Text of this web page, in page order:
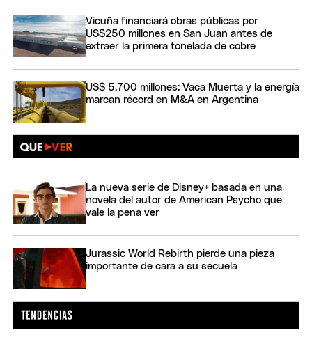
Vicuña financiará obras públicas por
US$250 millones en San Juan antes de
extraer la primera tonelada de cobre
US$ 5.700 millones: Vaca Muerta y la energía
marcan récord en M&A en Argentina
La nueva serie de Disney+ basada en una
novela del autor de American Psycho que
vale la pena ver
Jurassic World Rebirth pierde una pieza
importante de cara a su secuela